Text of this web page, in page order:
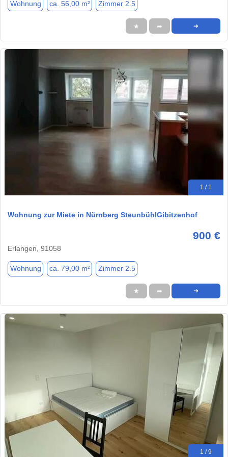
Wohnung ca. 56,00 m² Zimmer 2.5
★ ➦ ➜
1 / 1
Wohnung zur Miete in Nürnberg SteunbühlGibitzenhof
900 €
Erlangen, 91058
Wohnung ca. 79,00 m² Zimmer 2.5
★ ➦ ➜
1 / 9